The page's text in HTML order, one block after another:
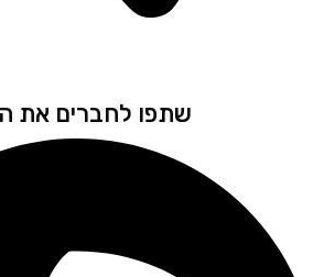
שתפו לחברים את הדף!